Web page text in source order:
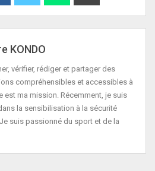
KONDO
vérifier, rédiger et partager des
compréhensibles et accessibles à
est ma mission. Récemment, je suis
la sensibilisation à la sécurité
suis passionné du sport et de la